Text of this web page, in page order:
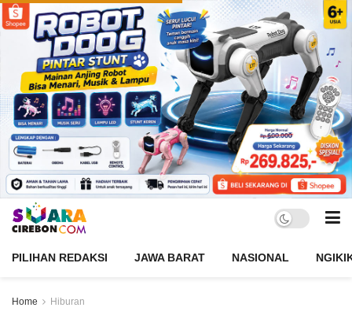
PILIHAN REDAKSI JAWA BARAT NASIONAL
Home Hiburan